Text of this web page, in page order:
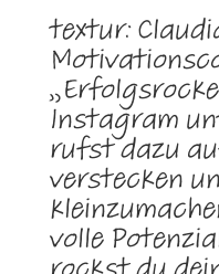
textur:
Instagram
rufst dazu
verstecken
volle